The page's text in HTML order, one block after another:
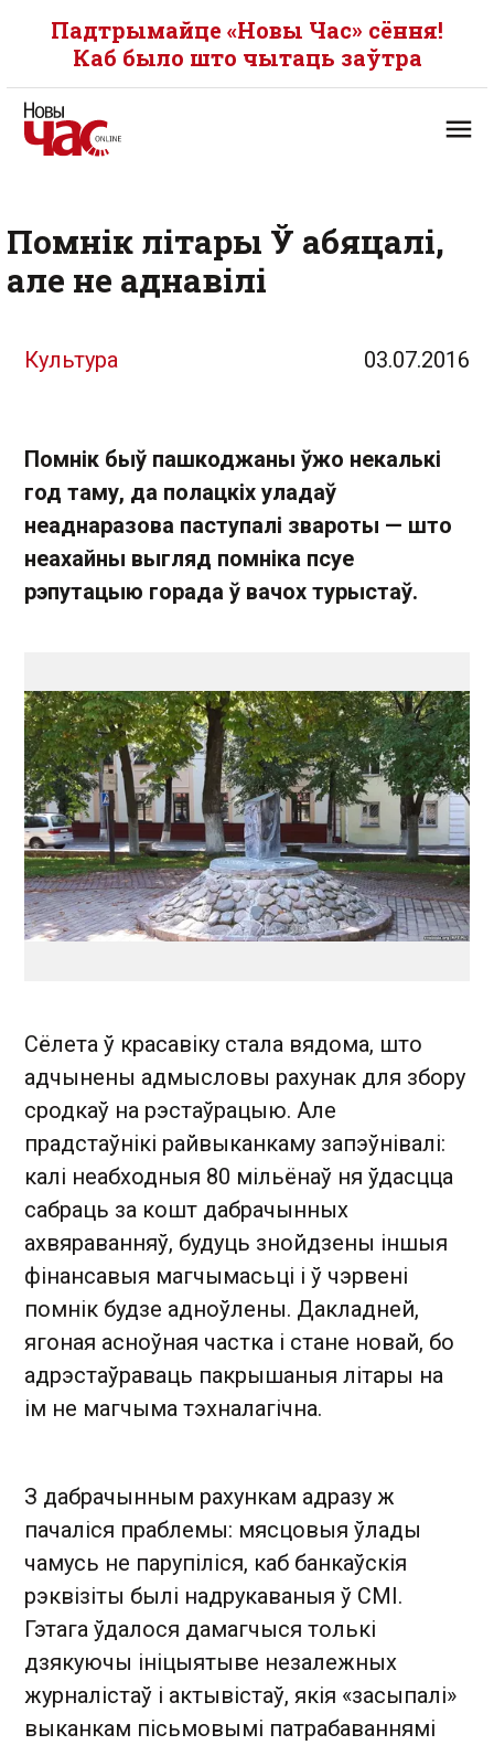
Падтрымайце «Новы Час» сёння!
Каб было што чытаць заўтра
Помнік літары Ў абяцалі,
але не аднавілі
Культура 03.07.2016
Помнік быў пашкоджаны ўжо некалькі
год таму, да полацкіх уладаў
неаднаразова паступалі звароты — што
неахайны выгляд помніка псуе
рэпутацыю горада ў вачох турыстаў.
Сёлета ў красавіку стала вядома, што
адчынены адмысловы рахунак для збору
сродкаў на рэстаўрацыю. Але
прадстаўнікі райвыканкаму запэўнівалі:
калі неабходныя 80 мільёнаў ня ўдасцца
сабраць за кошт дабрачынных
ахвяраванняў, будуць знойдзены іншыя
фінансавыя магчымасьці і ў чэрвені
помнік будзе адноўлены. Дакладней,
ягоная асноўная частка і стане новай, бо
адрэстаўраваць пакрышаныя літары на
ім не магчыма тэхналагічна.
З дабрачынным рахункам адразу ж
пачаліся праблемы: мясцовыя ўлады
чамусь не парупіліся, каб банкаўскія
рэквізіты былі надрукаваныя ў СМІ.
Гэтага ўдалося дамагчыся толькі
дзякуючы ініцыятыве незалежных
журналістаў і актывістаў, якія «засыпалі»
выканкам пісьмовымі патрабаваннямі